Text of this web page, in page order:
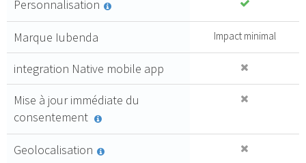
conformité
les plus
élevées.
100 %
conforme au
RGPD
panneau de
Personnalisation
Marque Iubenda Impact minimal
integration Native mobile app
Mise à jour immédiate du
consentement
Geolocalisation